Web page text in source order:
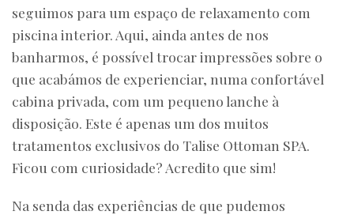
seguimos para um espaço de relaxamento com
piscina interior. Aqui, ainda antes de nos
banharmos, é possível trocar impressões sobre o
que acabámos de experienciar, numa confortável
cabina privada, com um pequeno lanche à
disposição. Este é apenas um dos muitos
tratamentos exclusivos do Talise Ottoman SPA.
Ficou com curiosidade? Acredito que sim!
Na senda das experiências de que pudemos